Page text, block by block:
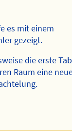
es mit einem
gezeigt.
die erste
Raum eine